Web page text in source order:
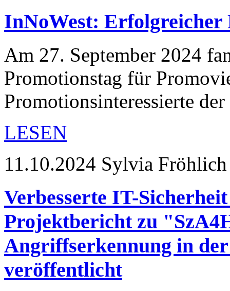
InNoWest: Erfolgreicher
Am 27. September 2024
Promotionstag für
Promotionsinteressierte
LESEN
11.10.2024 Sylvia Fröhlich
Verbesserte IT-
Projektbericht zu
Angriffserkennung in
veröffentlicht